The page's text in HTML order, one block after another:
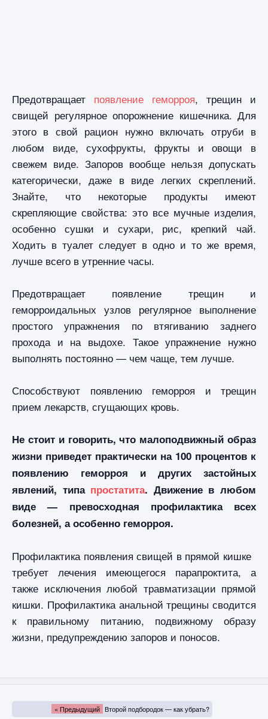
Предотвращает появление геморроя, трещин и
свищей регулярное опорожнение кишечника. Для
этого в свой рацион нужно включать отруби в
любом виде, сухофрукты, фрукты и овощи в
свежем виде. Запоров вообще нельзя допускать
категорически, даже в виде легких скреплений.
Знайте, что некоторые продукты имеют
скрепляющие свойства: это все мучные изделия,
особенно сушки и сухари, рис, крепкий чай.
Ходить в туалет следует в одно и то же время,
лучше всего в утренние часы.
Предотвращает появление трещин и
геморроидальных узлов регулярное выполнение
простого упражнения по втягиванию заднего
прохода и на выдохе. Такое упражнение нужно
выполнять постоянно — чем чаще, тем лучше.
Способствуют появлению геморроя и трещин
прием лекарств, сгущающих кровь.
Не стоит и говорить, что малоподвижный образ
жизни приведет практически на 100 процентов к
появлению геморроя и других застойных
явлений, типа простатита. Движение в любом
виде — превосходная профилактика всех
болезней, а особенно геморроя.
Профилактика появления свищей в прямой кишке
требует лечения имеющегося парапроктита, а
также исключения любой травматизации прямой
кишки. Профилактика анальной трещины сводится
к правильному питанию, подвижному образу
жизни, предупреждению запоров и поносов.
« Предыдущий Второй подбородок — как убрать?